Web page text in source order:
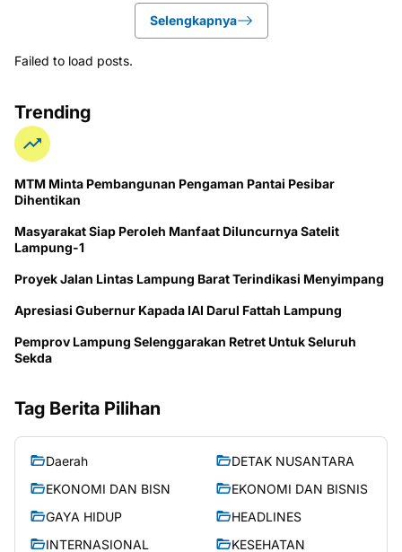
Selengkapnya
Failed to load posts.
Trending
MTM Minta Pembangunan Pengaman Pantai Pesibar
Dihentikan
Masyarakat Siap Peroleh Manfaat Diluncurnya Satelit
Lampung-1
Proyek Jalan Lintas Lampung Barat Terindikasi Menyimpang
Apresiasi Gubernur Kapada IAI Darul Fattah Lampung
Pemprov Lampung Selenggarakan Retret Untuk Seluruh
Sekda
Tag Berita Pilihan
Daerah
DETAK NUSANTARA
EKONOMI DAN BISN
EKONOMI DAN BISNIS
GAYA HIDUP
HEADLINES
INTERNASIONAL
KESEHATAN